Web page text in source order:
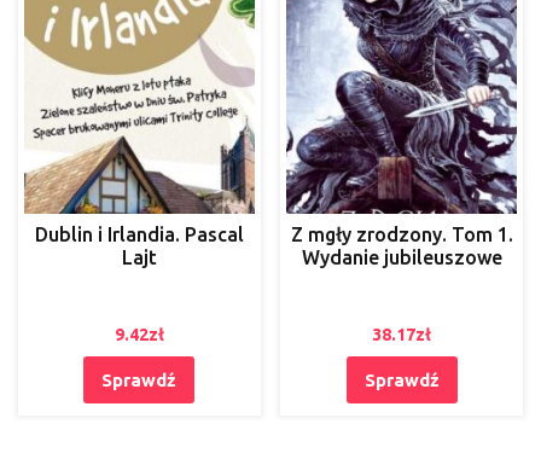
Dublin i Irlandia. Pascal
Lajt
9.42zł
Sprawdź
Z mgły zrodzony. Tom 1.
Wydanie jubileuszowe
38.17zł
Sprawdź